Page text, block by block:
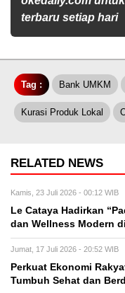
terbaru setiap hari
Tag : Bank UMKM
Kurasi Produk Lokal
RELATED NEWS
Kamis, 23 Juli 2026 - 00:12 WIB
Le Cataya Hadirkan
dan Wellness Modern
Jumat, 17 Juli 2026 - 20:52 WIB
Perkuat Ekonomi
Tumbuh Sehat dan